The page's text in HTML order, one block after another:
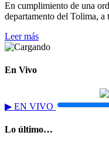
En cumplimiento de una
departamento del Tolima, a
Leer más
En Vivo
▶ EN VIVO
Lo último…